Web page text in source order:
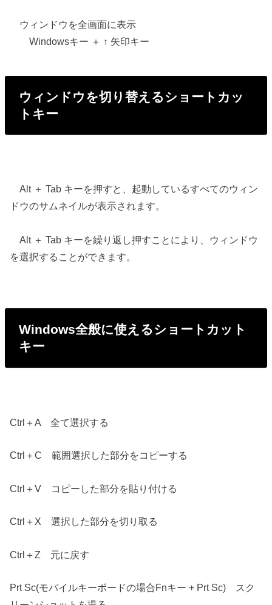
ウィンドウを全画面に表示
Windowsキー ＋ ↑ 矢印キー
ウィンドウを切り替えるショートカッ
トキー
Alt ＋ Tab キーを押すと、起動しているすべてのウィン
ドウのサムネイルが表示されます。
Alt ＋ Tab キーを繰り返し押すことにより、ウィンドウ
を選択することができます。
Windows全般に使えるショートカット
キー
Ctrl＋A 全て選択する
Ctrl＋C 範囲選択した部分をコピーする
Ctrl＋V コピーした部分を貼り付ける
Ctrl＋X 選択した部分を切り取る
Ctrl＋Z 元に戻す
Prt Sc(モバイルキーボードの場合Fnキー + Prt Sc) スク